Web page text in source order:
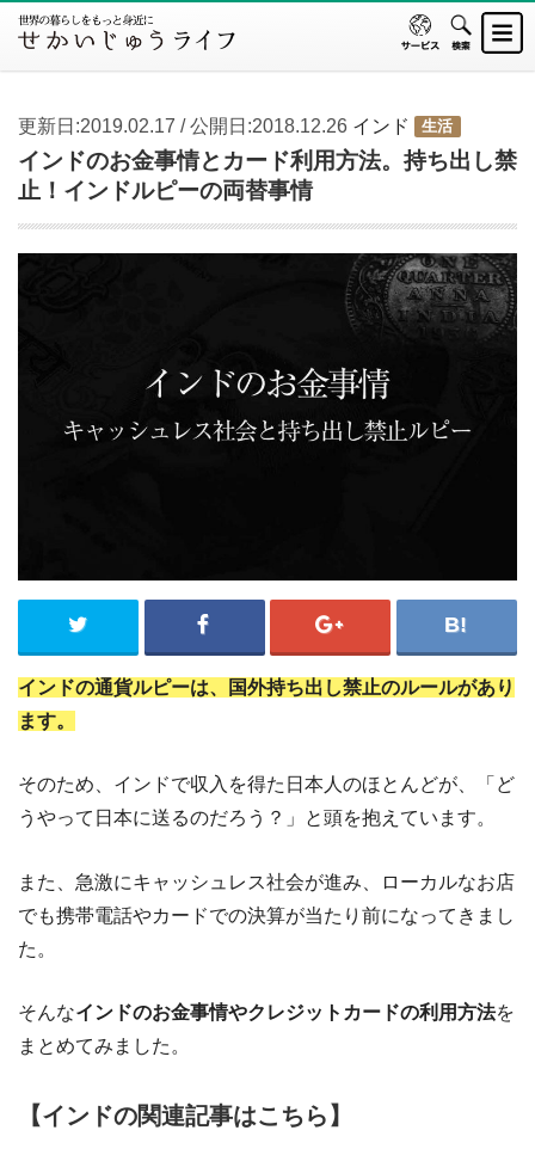
更新日:2019.02.17 / 公開日:2018.12.26 インド 生活
インドのお金事情とカード利用方法。持ち出し禁
止！インドルピーの両替事情
インドの通貨ルピーは、国外持ち出し禁止のルールがあり
ます。
そのため、インドで収入を得た日本人のほとんどが、「ど
うやって日本に送るのだろう？」と頭を抱えています。
また、急激にキャッシュレス社会が進み、ローカルなお店
でも携帯電話やカードでの決算が当たり前になってきまし
た。
そんなインドのお金事情やクレジットカードの利用方法を
まとめてみました。
【インドの関連記事はこちら】